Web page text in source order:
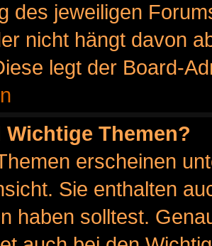
des jeweiligen
nicht hängt davon
legt der Board-
Wichtige Themen?
erscheinen
Sie enthalten
haben solltest.